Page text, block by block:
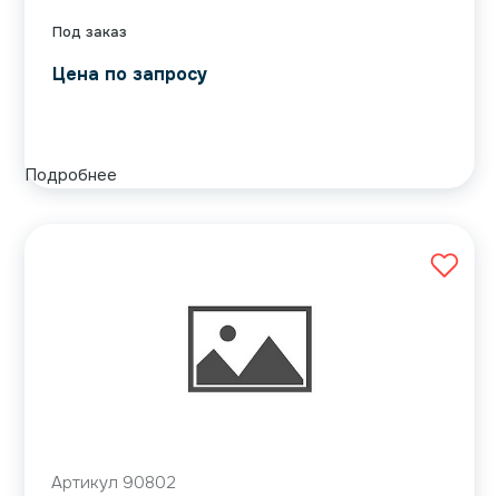
Под заказ
Цена по запросу
Подробнее
Артикул 90802